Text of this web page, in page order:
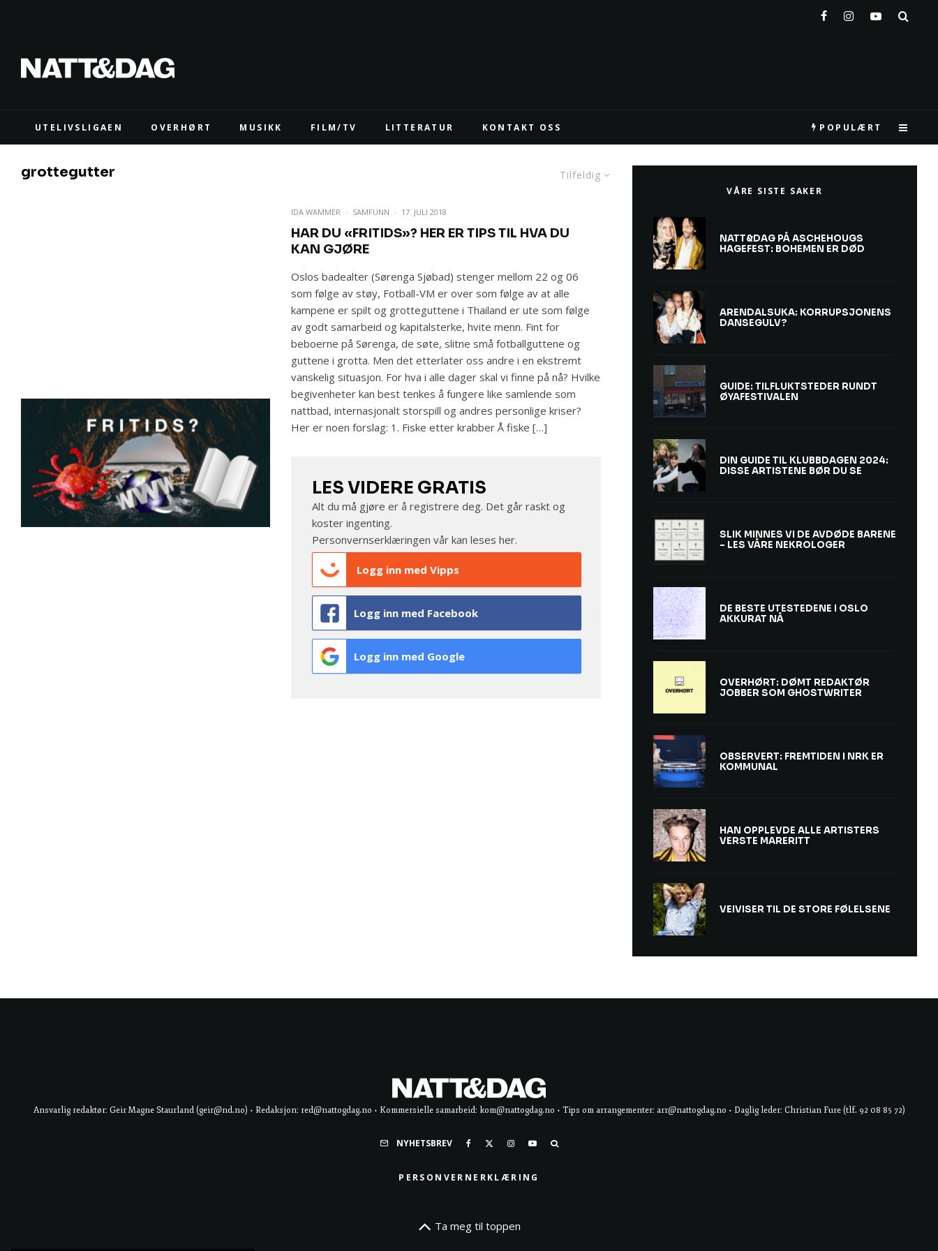
UTELIVSLIGAEN OVERHØRT MUSIKK FILM/TV LITTERATUR KONTAKT OSS POPULÆRT
Tilfeldig
grottegutter
IDA WAMMER · SAMFUNN · 17. JULI 2018
HAR DU «FRITIDS»? HER ER TIPS TIL HVA DU
KAN GJØRE
Oslos badealter (Sørenga Sjøbad) stenger mellom 22 og 06
som følge av støy, Fotball-VM er over som følge av at alle
kampene er spilt og grotteguttene i Thailand er ute som følge
av godt samarbeid og kapitalsterke, hvite menn. Fint for
beboerne på Sørenga, de søte, slitne små fotballguttene og
guttene i grotta. Men det etterlater oss andre i en ekstremt
vanskelig situasjon. For hva i alle dager skal vi finne på nå? Hvilke
begivenheter kan best tenkes å fungere like samlende som
nattbad, internasjonalt storspill og andres personlige kriser?
Her er noen forslag: 1. Fiske etter krabber Å fiske […]
LES VIDERE GRATIS
Alt du må gjøre er å registrere deg. Det går raskt og
koster ingenting.
Personvernserklæringen vår kan lesesher.
Logg inn med Vipps
Logg inn med Facebook
Logg inn med Google
VÅRE SISTE SAKER
NATT&DAG PÅ ASCHEHOUGS
HAGEFEST: BOHEMEN ER DØD
ARENDALSUKA: KORRUPSJONENS
DANSEGULV?
GUIDE: TILFLUKTSTEDER RUNDT
ØYAFESTIVALEN
DIN GUIDE TIL KLUBBDAGEN 2024:
DISSE ARTISTENE BØR DU SE
SLIK MINNES VI DE AVDØDE BARENE
– LES VÅRE NEKROLOGER
DE BESTE UTESTEDENE I OSLO
AKKURAT NÅ
OVERHØRT: DØMT REDAKTØR
JOBBER SOM GHOSTWRITER
OBSERVERT: FREMTIDEN I NRK ER
KOMMUNAL
HAN OPPLEVDE ALLE ARTISTERS
VERSTE MARERITT
VEIVISER TIL DE STORE FØLELSENE
Ansvarlig redaktør: Geir Magne Staurland (geir@nd.no) • Redaksjon: red@nattogdag.no • Kommersielle samarbeid: kom@nattogdag.no • Tips om arrangementer: arr@nattogdag.no • Daglig leder: Christian Fure (tlf. 92 08 85 72)
NYHETSBREV
PERSONVERNERKLÆRING
Ta meg til toppen